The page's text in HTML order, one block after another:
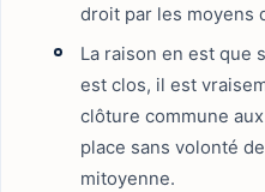
droit par les moyens
La raison en est que
est clos, il est
clôture commune
place sans volonté
mitoyenne.